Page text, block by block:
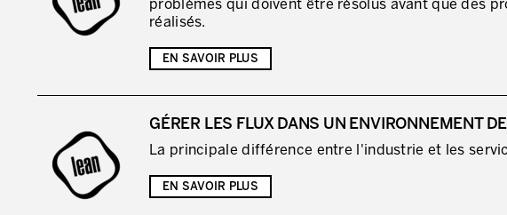
problèmes qui doivent être résolus avant que des
réalisés.
EN SAVOIR PLUS
GÉRER LES FLUX DANS UN ENVIRONNEMENT
La principale différence entre l'industrie et les
EN SAVOIR PLUS